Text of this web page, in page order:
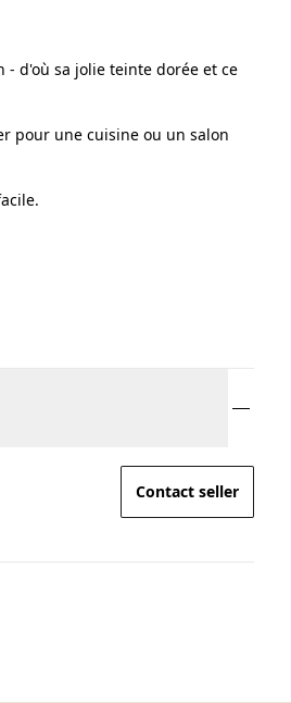
d'où sa jolie teinte dorée et ce
pour une cuisine ou un salon
Contact seller